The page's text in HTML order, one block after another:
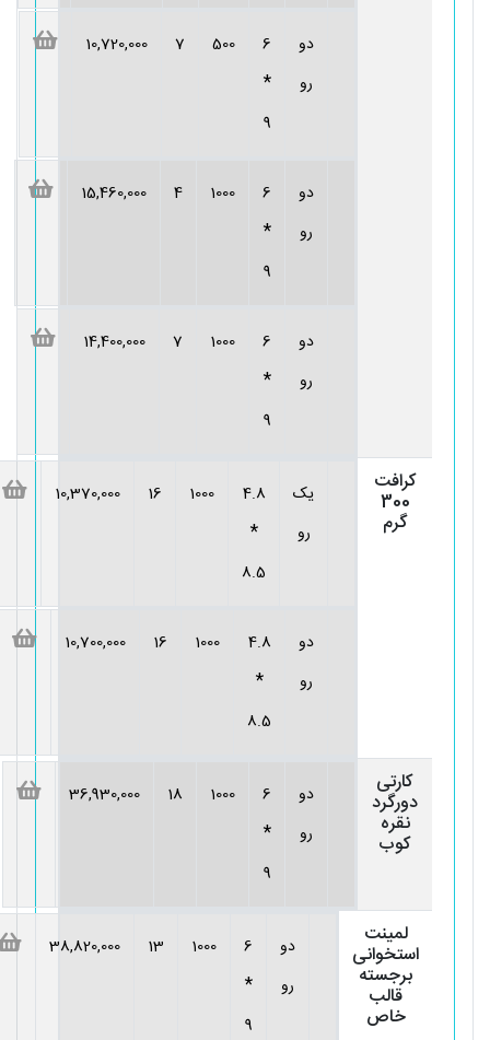
دو
رو
6
*
9
500
7
10,720,000
دو
رو
6
*
9
1000
4
15,460,000
دو
رو
6
*
9
1000
7
14,400,000
کرافت
300
گرم
یک
رو
4.8
*
8.5
1000
16
10,370,000
دو
رو
4.8
*
8.5
1000
16
10,700,000
کارتی
دورگرد
نقره
کوب
دو
رو
6
*
9
1000
18
36,930,000
لمینت
استخوانی
برجسته
قالب
خاص
دو
رو
6
*
9
1000
13
38,820,000